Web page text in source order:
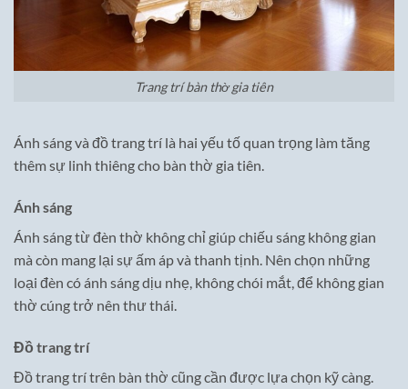
Trang trí bàn thờ gia tiên
Ánh sáng và đồ trang trí là hai yếu tố quan trọng làm tăng
thêm sự linh thiêng cho bàn thờ gia tiên.
Ánh sáng
Ánh sáng từ đèn thờ không chỉ giúp chiếu sáng không gian
mà còn mang lại sự ấm áp và thanh tịnh. Nên chọn những
loại đèn có ánh sáng dịu nhẹ, không chói mắt, để không gian
thờ cúng trở nên thư thái.
Đồ trang trí
Đồ trang trí trên bàn thờ cũng cần được lựa chọn kỹ càng.